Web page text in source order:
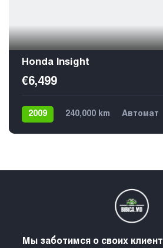
Honda Insight
€6,499
2009 240,000 km Автомат
Мы заботимся о своих